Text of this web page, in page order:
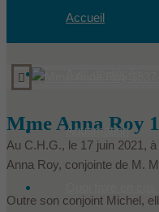
Accueil
Aquamation
Mme Anna Roy
Au C.H.G., le 17 juin 2021,
Anna Roy, conjointe de M.
Outre son conjoint Michel,